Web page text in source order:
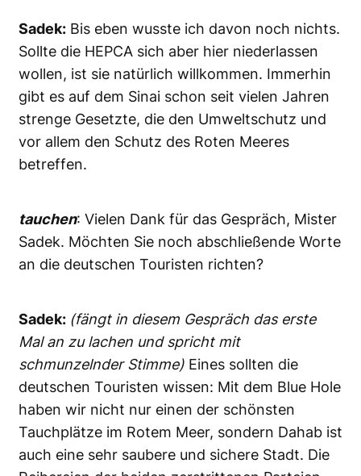
Sadek: Bis eben wusste ich davon noch nichts.
Sollte die HEPCA sich aber hier niederlassen
wollen, ist sie natürlich willkommen. Immerhin
gibt es auf dem Sinai schon seit vielen Jahren
strenge Gesetzte, die den Umweltschutz und
vor allem den Schutz des Roten Meeres
betreffen.
tauchen: Vielen Dank für das Gespräch, Mister
Sadek. Möchten Sie noch abschließende Worte
an die deutschen Touristen richten?
Sadek: (fängt in diesem Gespräch das erste
Mal an zu lachen und spricht mit
schmunzelnder Stimme) Eines sollten die
deutschen Touristen wissen: Mit dem Blue Hole
haben wir nicht nur einen der schönsten
Tauchplätze im Rotem Meer, sondern Dahab ist
auch eine sehr saubere und sichere Stadt. Die